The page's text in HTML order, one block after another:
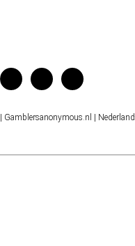
| Gamblersanonymous.nl |